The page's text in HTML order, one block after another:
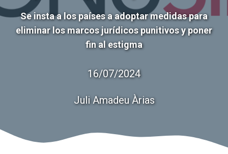
Se insta a los países a adoptar medidas para
eliminar los marcos jurídicos punitivos y poner
fin al estigma
16/07/2024
Juli Amadeu Àrias